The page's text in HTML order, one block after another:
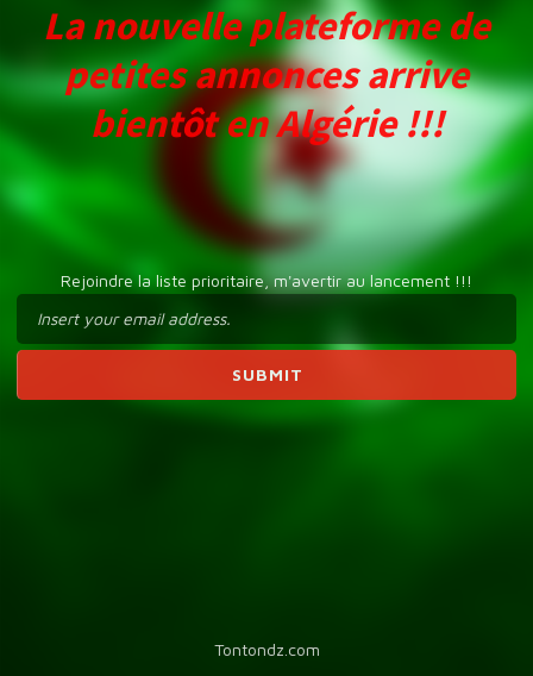
La nouvelle plateforme de
petites annonces arrive
bientôt en Algérie !!!
Rejoindre la liste prioritaire, m'avertir au lancement !!!
Tontondz.com